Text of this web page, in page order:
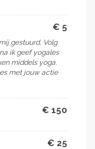
€ 5
gestuurd, Volg
ik geef yogales
middels yoga.
met jouw actie
€ 150
€ 25